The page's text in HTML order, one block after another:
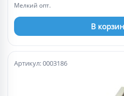
Мелкий опт.
В
Артикул: 0003186